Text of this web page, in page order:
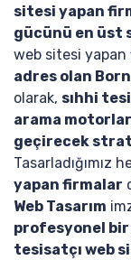
sitesi yapan
gücünü en üst
web sitesi yapan
adres olan
olarak, sıhhi
arama
geçirecek
Tasarladığımız
yapan firmalar
Web Tasarım
profesyonel
tesisatçı web